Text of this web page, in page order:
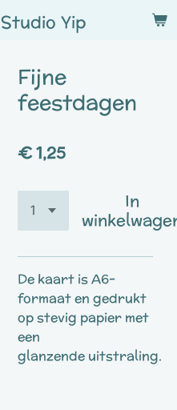
Studio Yip
Fijne
feestdagen
€ 1,25
In
De kaart is A6-
formaat en gedrukt
op stevig papier met
een
glanzende uitstraling.